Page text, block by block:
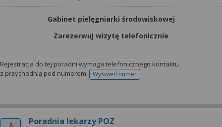
Gabinet pielęgniarki środowiskowej
Zarezerwuj wizytę telefonicznie
Rejestracja do tej poradni wymaga telefonicznego kontaktu
z przychodnią pod numerem:
Wyświetl numertelefonu do rejestracji
Poradnia lekarzy POZ